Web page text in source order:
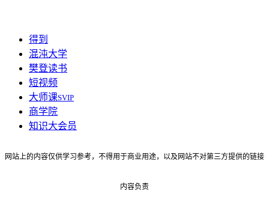
得到
混沌大学
樊登读书
短视频
大师课SVIP
商学院
知识大会员
网站上的内容仅供学习参考，不得用于商业用途，以及网站不对第三方提供的链接
内容负责